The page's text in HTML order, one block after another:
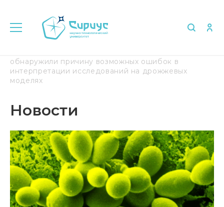
обнаружили причину возможных ошибок в
интерпретации исследований на дрожжевых
моделях
Новости